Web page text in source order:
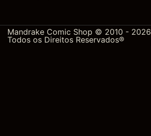
Mandrake Comic Shop © 2010 - 2026
Todos os Direitos Reservados®